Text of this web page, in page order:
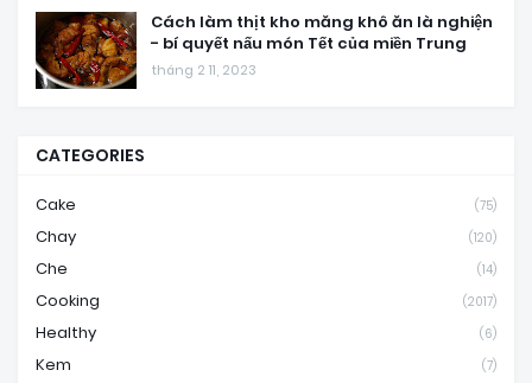
Cách làm thịt kho măng khô ăn là nghiện
- bí quyết nấu món Tết của miền Trung
tháng 2 11, 2023
CATEGORIES
Cake (75)
Chay (120)
Che (14)
Cooking (2017)
Healthy (6)
Kem (7)